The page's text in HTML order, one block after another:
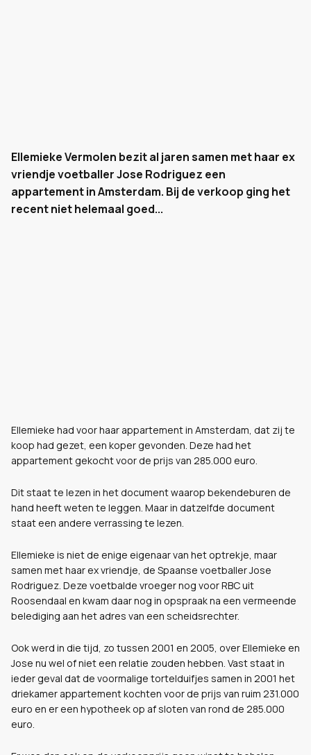
Ellemieke Vermolen bezit al jaren samen met haar ex
vriendje voetballer Jose Rodriguez een
appartement in Amsterdam. Bij de verkoop ging het
recent niet helemaal goed...
Ellemieke had voor haar appartement in Amsterdam, dat zij te
koop had gezet, een koper gevonden. Deze had het
appartement gekocht voor de prijs van 285.000 euro.
Dit staat te lezen in het document waarop bekendeburen de
hand heeft weten te leggen. Maar in datzelfde document
staat een andere verrassing te lezen.
Ellemieke is niet de enige eigenaar van het optrekje, maar
samen met haar ex vriendje, de Spaanse voetballer Jose
Rodriguez. Deze voetbalde vroeger nog voor RBC uit
Roosendaal en kwam daar nog in opspraak na een vermeende
belediging aan het adres van een scheidsrechter.
Ook werd in die tijd, zo tussen 2001 en 2005, over Ellemieke en
Jose nu wel of niet een relatie zouden hebben. Vast staat in
ieder geval dat de voormalige tortelduifjes samen in 2001 het
driekamer appartement kochten voor de prijs van ruim 231.000
euro en er een hypotheek op af sloten van rond de 285.000
euro.